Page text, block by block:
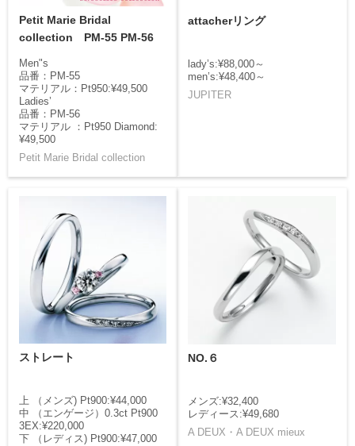
Petit Marie Bridal
collection PM-55 PM-56
Men"s
品番：PM-55
マテリアル：Pt950:¥49,500
Ladies’
品番：PM-56
マテリアル ：Pt950 Diamond:
¥49,500
Petit Marie Bridal collection
attacherリング
lady’s:¥88,000～
men’s:¥48,400～
JUPITER
ストレート
上 （メンズ) Pt900:¥44,000
中 （エンゲージ）0.3ct Pt900
3EX:¥220,000
下 （レディス) Pt900:¥47,000
NO.６
メンズ:¥32,400
レディース:¥49,680
A DEUX・A DEUX mieux